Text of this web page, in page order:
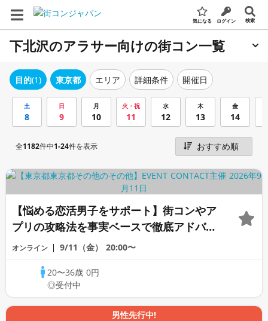
気になる ログイン 検索
下北沢のアラサー向けの街コン一覧
目的(1) 東京都 エリア 詳細条件 開催日
土
8
日
9
月
10
火・祝
11
水
12
木
13
金
14
全1182件中1-24件を表示
【悩める恋活男子をサポート】街コンやア
プリの攻略法を事実ベースで徹底アドバイ
ス♡もう恋活で迷わない《オンライン恋愛
オンライン 9/11（金） 20:00〜
20〜36歳0円
◎受付中
男性先行中!